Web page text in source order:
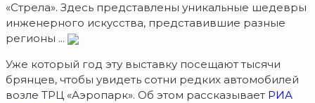
«Стрела». Здесь представлены уникальные шедевры
инженерного искусства, представившие разные
регионы ...
Уже который год эту выставку посещают тысячи
брянцев, чтобы увидеть сотни редких автомобилей
возле ТРЦ «Аэропарк». Об этом рассказывает РИА